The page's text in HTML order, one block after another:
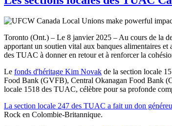
Toronto (Ont.) – Le 8 janvier 2025 – Au cours de la
apportant un soutien vital aux banques alimentaires
des TUAC à donner en retour et à renforcer la
Le fonds d'héritage Kim Novak de la section locale
Food Bank (GVFB), Central Okanagan Food Bank
locale 1518 des TUAC, célèbre pour sa profonde
La section locale 247 des TUAC a fait un don
Rock en Colombie-Britannique.